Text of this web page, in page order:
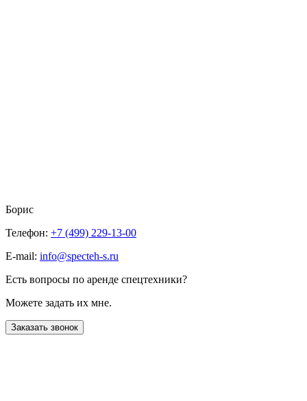
Борис
Телефон: +7 (499) 229-13-00
E-mail: info@specteh-s.ru
Есть вопросы по аренде спецтехники?
Можете задать их мне.
Заказать звонок